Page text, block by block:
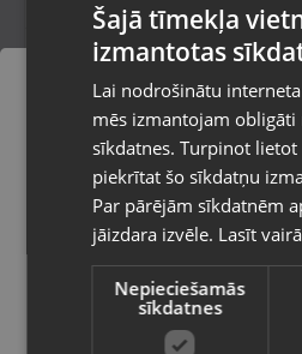
Mobilais telefons
Xcover 4s (G398FN)
Rīga, Hipokrāta iela 19a
Stāvoklis Mazlietots (Garantija
45.00€
Pasūtījumi tiks
izvēlēto valsti
Vietnes saturs būs
valodā
Valsts
Šajā tīmekļa
izmantotas
Lai nodrošinātu
mēs izmantojam obligāti
sīkdatnes. Turpinot
piekrītat šo sīkdatņu
Par pārējām sīkdatnēm
jāizdara izvēle. Lasīt
Nepieciešamās
sīkdatnes